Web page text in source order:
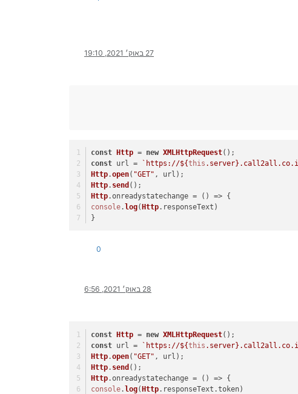
27 באוק׳ 2021, 19:10
const Http = new XMLHttpRequest();
const url = `https://${this .server} .call2all.co.il/
Http.open( "GET" , url);
Http. send ();
Http.onreadystatechange = () => {
console. log( Http. responseText )
}
0
28 באוק׳ 2021, 6:56
const Http = new XMLHttpRequest();
const url = `https://${this .server} .call2all.co.il/
Http.open( "GET" , url);
Http. send ();
Http.onreadystatechange = () => {
console.log(Http. responseText .token)